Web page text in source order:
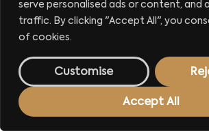
serve personalised ads or content, and
traffic. By clicking "Accept All", you
of cookies.
Customise
Accept All